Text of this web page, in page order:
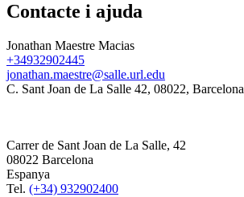
Contacte i ajuda
Jonathan Maestre Macias
+34932902445
jonathan.maestre@salle.url.edu
C. Sant Joan de La Salle 42, 08022, Barcelona
Carrer de Sant Joan de La Salle, 42
08022 Barcelona
Espanya
Tel. (+34) 932902400